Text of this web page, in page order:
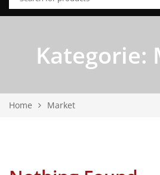
Kategorie:
Home Market